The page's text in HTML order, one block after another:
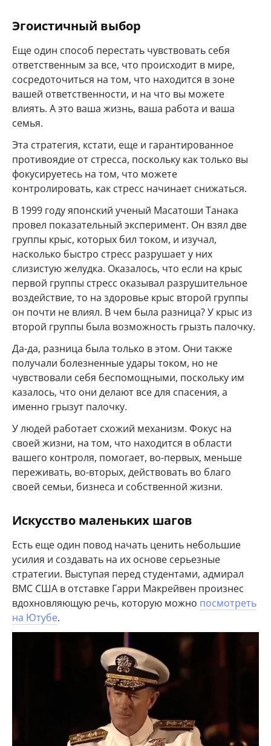
Эгоистичный выбор
Еще один способ перестать чувствовать себя
ответственным за все, что происходит в мире,
сосредоточиться на том, что находится в зоне
вашей ответственности, и на что вы можете
влиять. А это ваша жизнь, ваша работа и ваша
семья.
Эта стратегия, кстати, еще и гарантированное
противоядие от стресса, поскольку как только вы
фокусируетесь на том, что можете
контролировать, как стресс начинает снижаться.
В 1999 году японский ученый Масатоши Танака
провел показательный эксперимент. Он взял две
группы крыс, которых бил током, и изучал,
насколько быстро стресс разрушает у них
слизистую желудка. Оказалось, что если на крыс
первой группы стресс оказывал разрушительное
воздействие, то на здоровье крыс второй группы
он почти не влиял. В чем была разница? У крыс из
второй группы была возможность грызть палочку.
Да-да, разница была только в этом. Они также
получали болезненные удары током, но не
чувствовали себя беспомощными, поскольку им
казалось, что они делают все для спасения, а
именно грызут палочку.
У людей работает схожий механизм. Фокус на
своей жизни, на том, что находится в области
вашего контроля, помогает, во-первых, меньше
переживать, во-вторых, действовать во благо
своей семьи, бизнеса и собственной жизни.
Искусство маленьких шагов
Есть еще один повод начать ценить небольшие
усилия и создавать на их основе серьезные
стратегии. Выступая перед студентами, адмирал
ВМС США в отставке Гарри Макрейвен произнес
вдохновляющую речь, которую можно посмотреть
на Ютубе.